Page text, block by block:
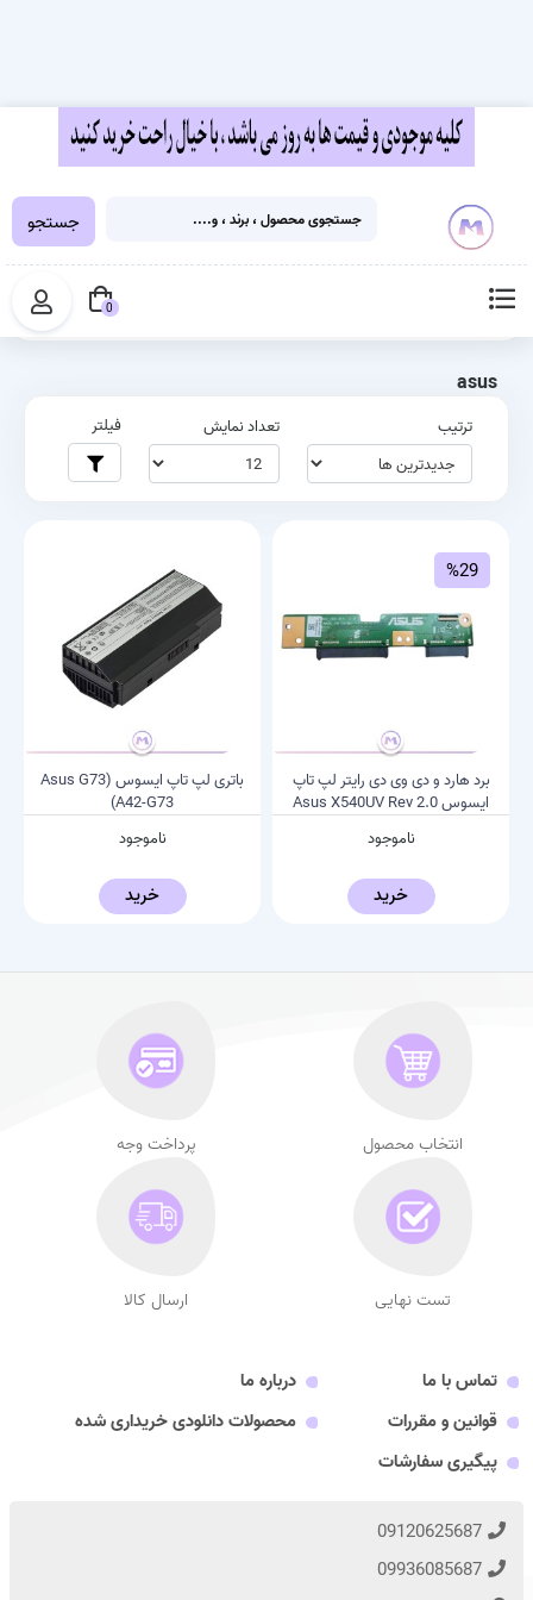
خانه
asus
ترتیب تعداد نمایش فیلتر
%29
برد هارد و دی وی دی رایتر لپ تاپ
ایسوس Asus X540UV Rev 2.0
ناموجود
خرید
باتری لپ تاپ ایسوس (Asus G73
(A42-G73
ناموجود
خرید
انتخاب محصول پرداخت وجه
تست نهایی ارسال کالا
تماس با ما
درباره ما
قوانین و مقررات
محصولات دانلودی خریداری شده
پیگیری سفارشات
09120625687
09936085687
جستجو
0